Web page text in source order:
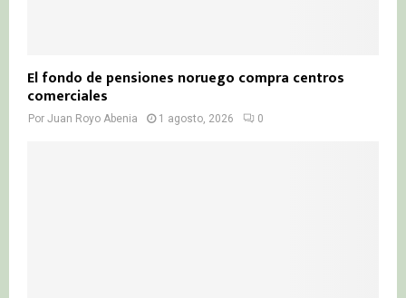
El fondo de pensiones noruego compra centros
comerciales
Por Juan Royo Abenia 1 agosto, 2026 0